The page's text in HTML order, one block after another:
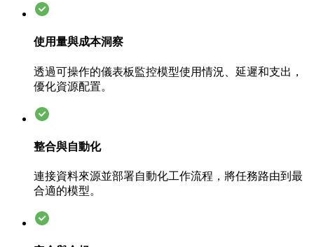
使用量與成本洞察
透過可操作的儀表板監控模型使用情況、延遲和支出，
優化資源配置。
整合與自動化
連接資料來源並部署自動化工作流程，將任務路由到最
合適的模型。